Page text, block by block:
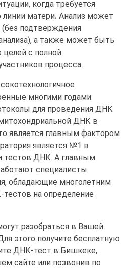
когда требуется
линии матери. Анализ может
подтверждения
а также может быть
целей с полной
процесса.
многими годами
для проведения ДНК
ДНК в
является главным фактором
является №1 в
тестов ДНК. А главным
специалисты
обладающие многолетним
на определение
разобраться в Вашей
этого получите бесплатную
ДНК-тест в Бишкеке,
сайте или позвонив по